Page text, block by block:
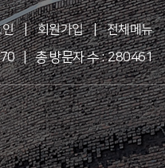
70 | 총 방문자 수 : 280461
| 회원가입 |
전체메뉴